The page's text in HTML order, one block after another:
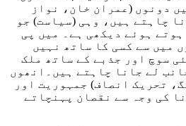
دونوں (عمران خان، نواز
چاہتے ہیں، وہی (سیاست) جو
ہوئے دیکھی ہے۔ میں پی
میں سے کسی کا ساتھ نہیں
سوچ اور جذبے کے ساتھ ملک
لے جانا چاہتے ہیں۔انھوں
تحریک انصاف) جمہوریت اور
کی وجہ سے نقصان پہنچاتے